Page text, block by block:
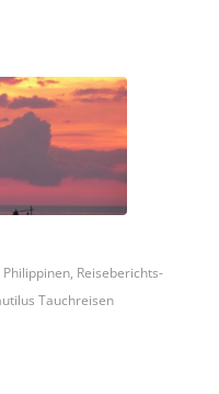
Philippinen, Reiseberichts-
Tauchreisen